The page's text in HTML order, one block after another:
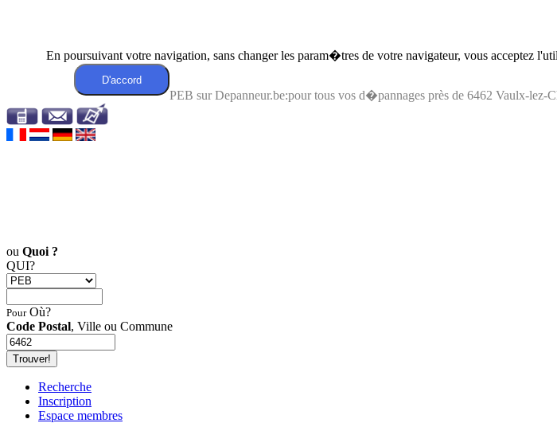
En poursuivant votre navigation, sans changer les param�tres de votre navigateur, vous acceptez
PEB sur Depanneur.be:pour tous vos d�pannages près de 6462 Vaulx-lez-
ou Quoi ?
QUI?
PourOù?
Code Postal, Ville ou Commune
Recherche
Inscription
Espace membres